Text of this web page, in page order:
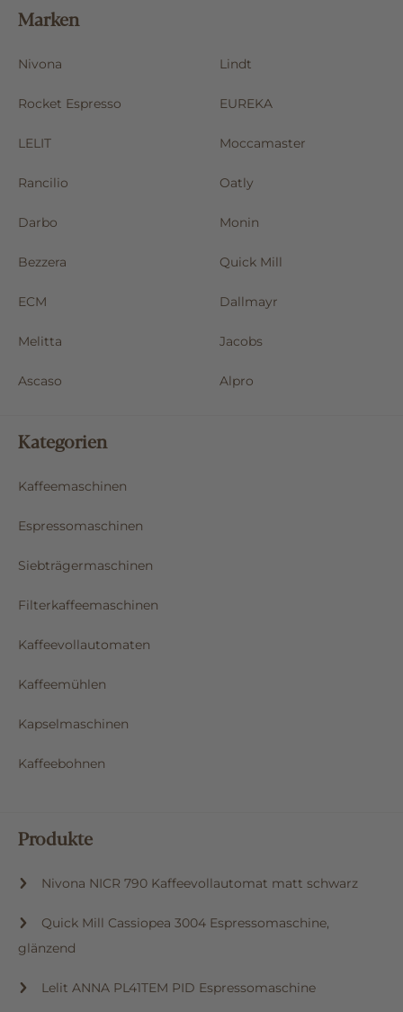
Marken
Nivona Lindt
Rocket Espresso EUREKA
LELIT Moccamaster
Rancilio Oatly
Darbo Monin
Bezzera Quick Mill
ECM Dallmayr
Melitta Jacobs
Ascaso Alpro
Kategorien
Kaffeemaschinen
Espressomaschinen
Siebträgermaschinen
Filterkaffeemaschinen
Kaffeevollautomaten
Kaffeemühlen
Kapselmaschinen
Kaffeebohnen
Produkte
Nivona NICR 790 Kaffeevollautomat matt schwarz
Quick Mill Cassiopea 3004 Espressomaschine,
glänzend
Lelit ANNA PL41TEM PID Espressomaschine